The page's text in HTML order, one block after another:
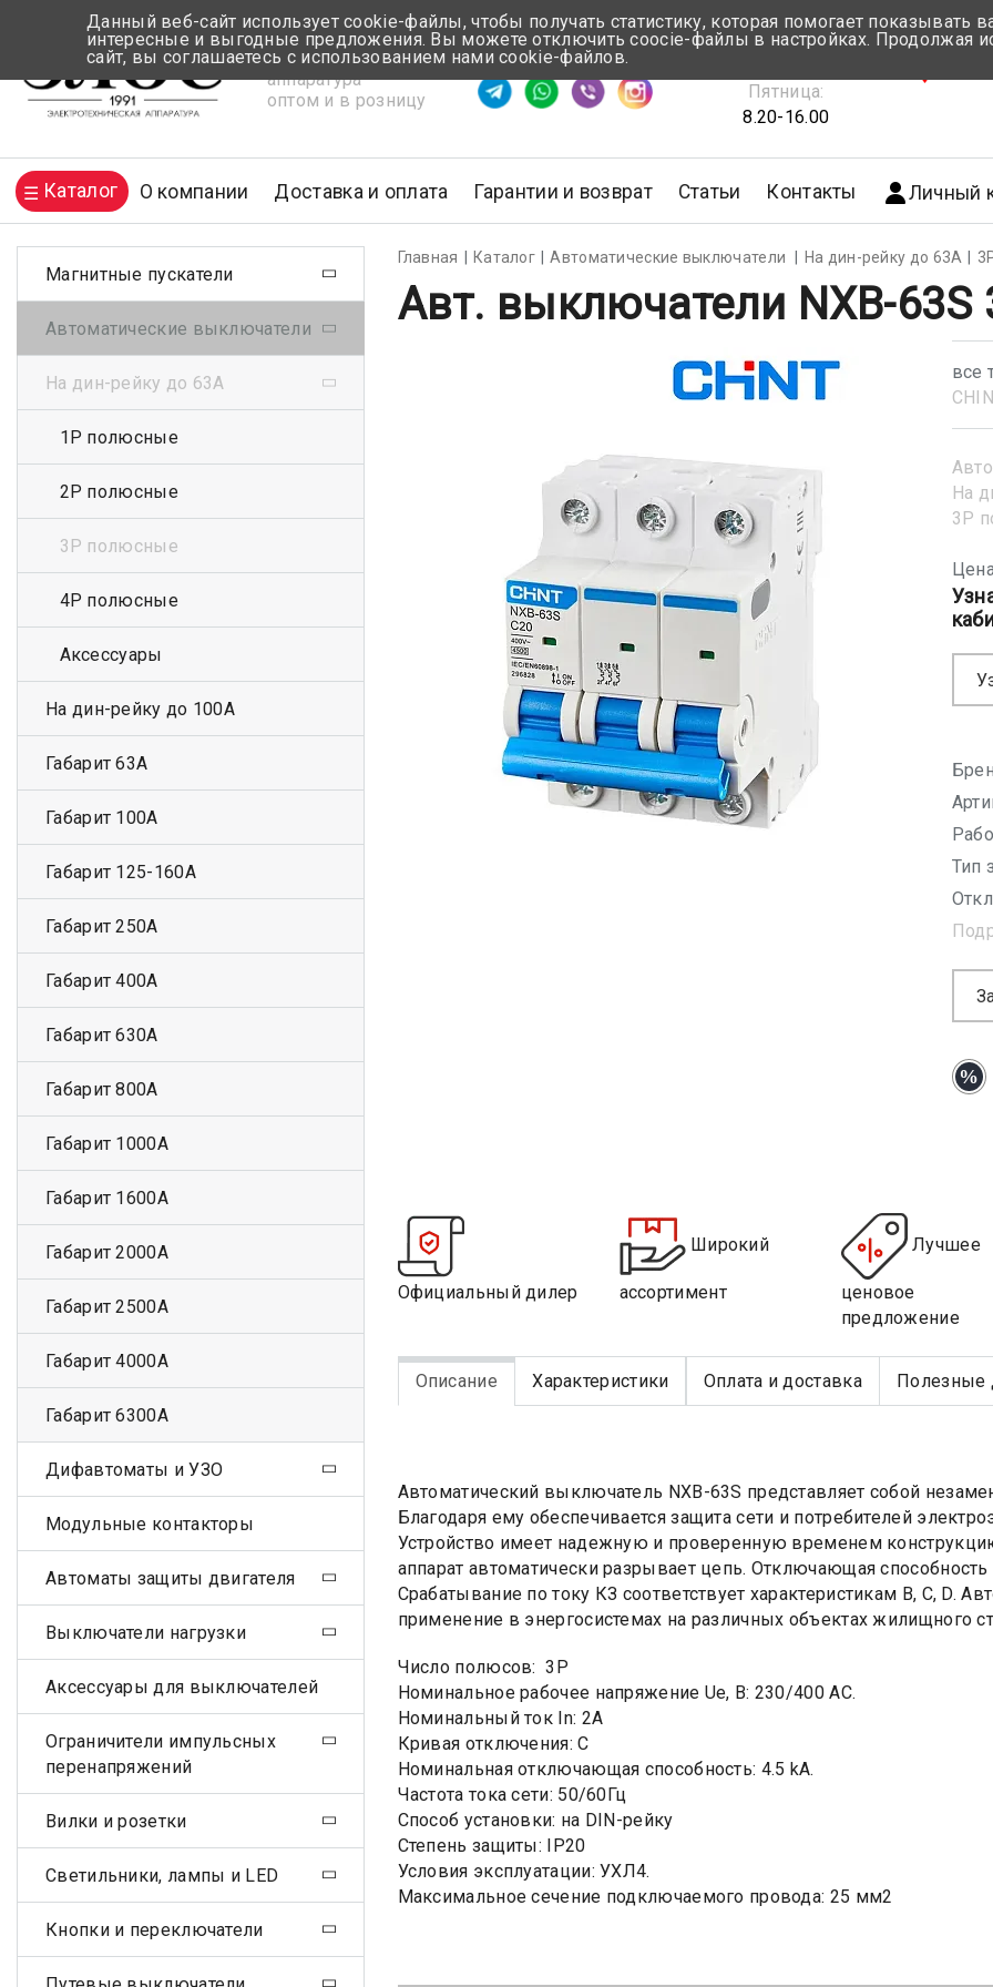
Электротехническая
аппаратура
оптом и в розницу
Время ответа ≈ 5 мин
Понедельник-Четверг:
Пятница:
8.20-16.00
Каталог О компании Доставка и оплата Гарантии и возврат Статьи Контакты Личный
Главная Каталог Автоматические выключатели На дин-рейку до 63А
Авт. выключатели NXB-63S
все
На
3Р
Тип
Официальный дилер
Широкий
ассортимент
Лучшее
ценовое
предложение
Описание Характеристики Оплата и доставка Полезные
Автоматический выключатель NXB-63S представляет собой
Благодаря ему обеспечивается защита сети и потребителей
Устройство имеет надежную и проверенную временем
аппарат автоматически разрывает цепь. Отключающая
Срабатывание по току КЗ соответствует характеристикам B, C, D.
применение в энергосистемах на различных объектах жилищного
Число полюсов: 3Р
Номинальное рабочее напряжение Ue, B: 230/400 AC.
Номинальный ток In: 2А
Кривая отключения: C
Номинальная отключающая способность: 4.5 kA.
Частота тока сети: 50/60Гц
Способ установки: на DIN-рейку
Степень защиты: IP20
Условия эксплуатации: УХЛ4.
Максимальное сечение подключаемого провода: 25 мм2
Магнитные пускатели
Автоматические выключатели
На дин-рейку до 63А
1Р полюсные
2Р полюсные
3Р полюсные
4Р полюсные
Аксессуары
На дин-рейку до 100А
Габарит 63А
Габарит 100А
Габарит 125-160А
Габарит 250А
Габарит 400А
Габарит 630А
Габарит 800А
Габарит 1000А
Габарит 1600А
Габарит 2000А
Габарит 2500А
Габарит 4000А
Габарит 6300А
Дифавтоматы и УЗО
Модульные контакторы
Автоматы защиты двигателя
Выключатели нагрузки
Аксессуары для выключателей
Ограничители импульсных
перенапряжений
Вилки и розетки
Светильники, лампы и LED
Кнопки и переключатели
Данный веб-сайт использует cookie-файлы, чтобы получать статистику, которая помогает показывать
интересные и выгодные предложения. Вы можете отключить coocie-файлы в настройках. Продолжая
сайт, вы соглашаетесь с использованием нами cookie-файлов.